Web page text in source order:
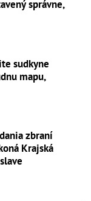
správne,
sudkyne
mapu,
zbraní
Krajská